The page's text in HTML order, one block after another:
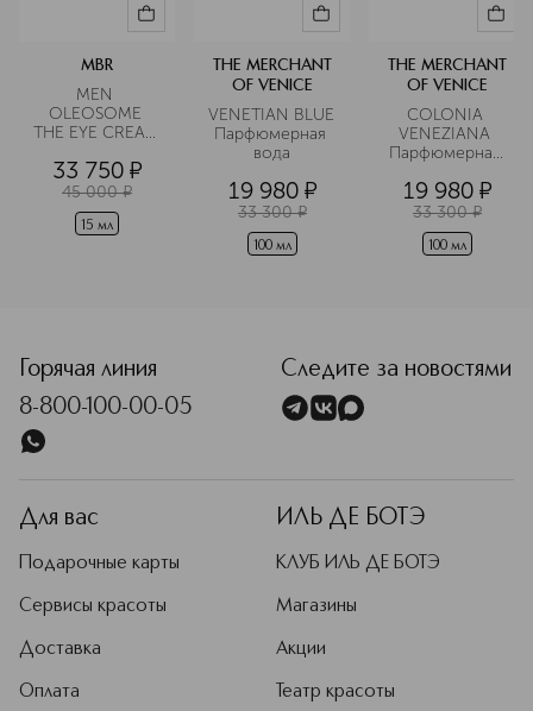
MBR
MEN
OLEOSOME
THE EYE CREAM
области вокруг
глаз
разглаживающий
33 750 ¤
45 000 ¤
15 мл
THE MERCHANT
OF VENICE
VENETIAN BLUE
Парфюмерная
вода
19 980 ¤
33 300 ¤
100 мл
THE MERCHANT
OF VENICE
COLONIA
VENEZIANA
Парфюмерная
19 980 ¤
33 300 ¤
100 мл
Горячая линия
8-800-100-00-05
Следите за новостями
Для вас
Подарочные карты
Сервисы красоты
Доставка
Оплата
ИЛЬ ДЕ БОТЭ
КЛУБ ИЛЬ ДЕ БОТЭ
Магазины
Акции
Театр красоты